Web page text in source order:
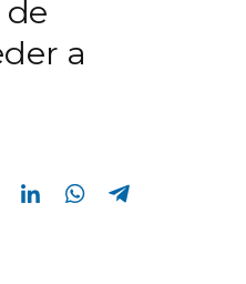
a
Compartir en Linkedin Compartir en Whatsapp